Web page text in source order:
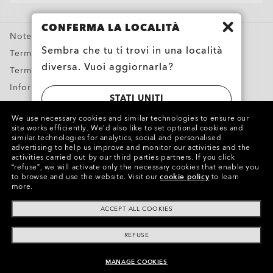
Offerte Speciali
Note legali e ROC
Termini & Condizioni
Termini di utilizzo
Informativa sulla privacy
Segnala contraffazioni
Proprietà intellettuale
Copyright ©2023 Oakley, Inc. Tutti i diritti riservati.
WebID:345 889 976
Altri siti del Gruppo
CONFERMA LA LOCALITÀ
Sembra che tu ti trovi in una località
diversa. Vuoi aggiornarla?
STATI UNITI
SWITZERLAND | SCHWEIZ | SUISSE |
SVIZZERA
We use necessary cookies and similar technologies to ensure our
site works efficiently. We’d also like to set optional cookies and
similar technologies for analytics, social and personalised
advertising to help us improve and monitor our activities and the
activities carried out by our third parties partners. If you click
“refuse”, we will activate only the necessary cookies that enable you
to browse and use the website. Visit ourcookie policy to learn
more.
ACCEPT ALL COOKIES
REFUSE
MANAGE COOKIES